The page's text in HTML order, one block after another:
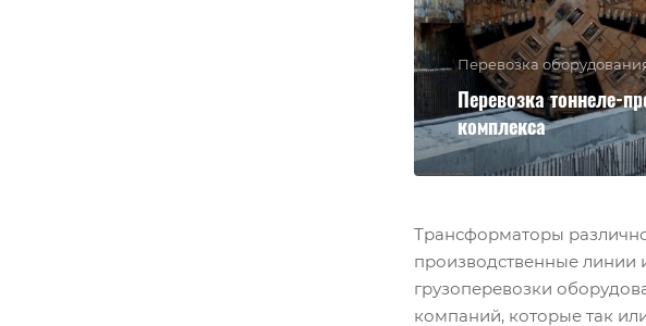
Перевозка
Перевозка тоннеле-
комплекса
Трансформаторы
производственные линии
грузоперевозки
компаний, которые так